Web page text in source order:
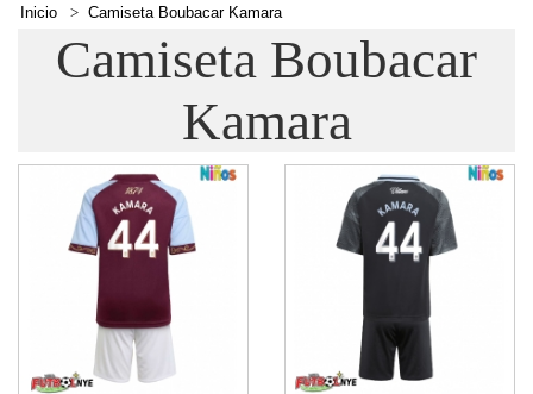
Inicio Camiseta Boubacar Kamara
Camiseta Boubacar
Kamara